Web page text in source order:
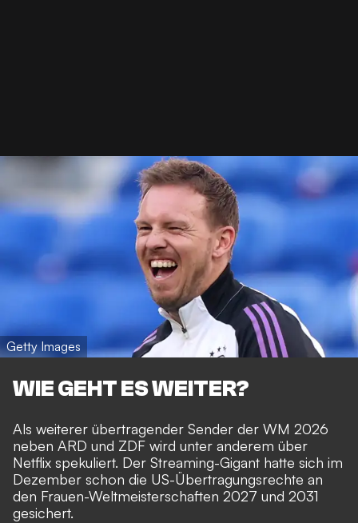
Getty Images
WIE GEHT ES WEITER?
Als weiterer übertragender Sender der WM 2026
neben ARD und ZDF wird unter anderem über
Netflix spekuliert. Der Streaming-Gigant hatte sich im
Dezember schon die US-Übertragungsrechte an
den Frauen-Weltmeisterschaften 2027 und 2031
gesichert.